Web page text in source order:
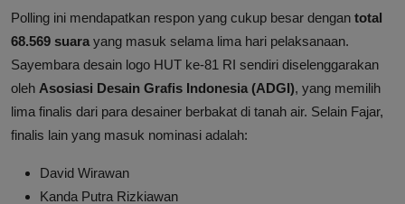
Polling ini mendapatkan respon yang cukup besar dengan total
68.569 suara yang masuk selama lima hari pelaksanaan.
Sayembara desain logo HUT ke-81 RI sendiri diselenggarakan
oleh Asosiasi Desain Grafis Indonesia (ADGI), yang memilih
lima finalis dari para desainer berbakat di tanah air. Selain Fajar,
finalis lain yang masuk nominasi adalah:
David Wirawan
Kanda Putra Rizkiawan